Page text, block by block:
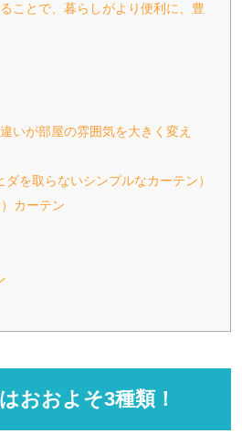
ことで、暮らしがより便利に、豊
いが部屋の雰囲気を大きく変え
を取らないシンプルなカーテン）
カーテン
おおよそ3種類！